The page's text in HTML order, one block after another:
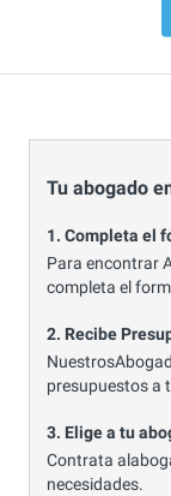
Tu abogado
1. Completa el
Para encontrar
completa el
2. Recibe
presupuestos a
3. Elige a tu
Contrata
necesidades.